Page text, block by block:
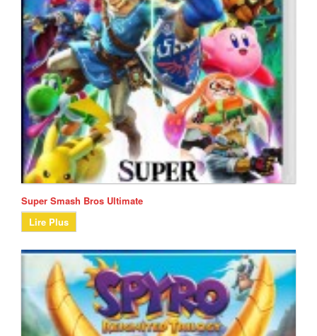
Super Smash Bros Ultimate
Lire Plus